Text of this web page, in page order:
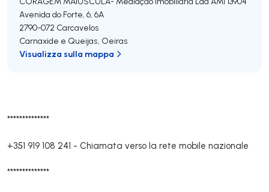
**************
+351 919 108 241 - Chiamata verso la rete mobile nazionale
**************
Avenida do Forte, 6, 6A
2790-072 Carcavelos
Carnaxide e Queijas, Oeiras
Visualizza sulla mappa